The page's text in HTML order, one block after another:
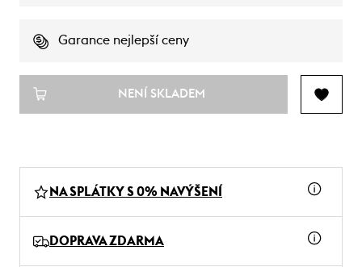
Garance nejlepší ceny
NENÍ SKLADEM
NA SPLÁTKY S 0% NAVÝŠENÍ
DOPRAVA ZDARMA